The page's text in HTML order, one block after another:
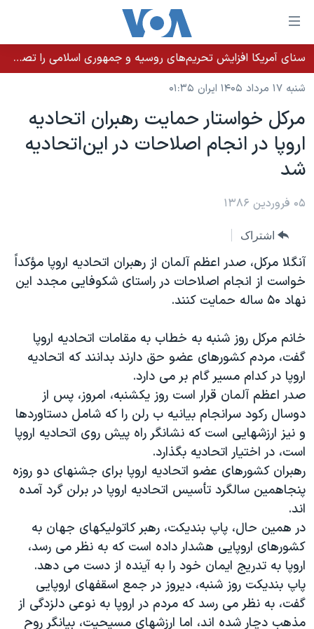
لینکهای
قابل
دسترسی
جهش
محتوای
اصلی
جهش
به
صفحه
جهش
به
جستجو
خانه
نسخه سبک وب‌سایت
موضوع ها
ایران
آمریکا
جهان
ویژه برنامه‌ها
ویدیوها
حقوق شهروندی
اقتصادی
علم و فناوری
اسرائیل در جنگ
گالری عکس
آرشیو پخش زنده
برنامه های تلویزیونی
جدول برنامه ها
صفحه‌های ویژه
۲۵۰سالگی آمریکا
بایگانی برنامه‌های تلویزیونی
انتخابات ریاست جمهوری آمریکا ۲۰۲۴
حمله جمهوری اسلامی به اسرائیل
رمز مهسا
ورزش زنان در ایران
اعتراضات زن، زندگی، آزادی
مجموعه مستندهای دادخواهی
دادگاه حمید نوری
چهل سال گروگان‌گیری
قانون شفافیت دارائی کادر رهبری ایران
اعتراضات مردمی آبان ۹۸
فرکانس‌های صدای آمریکا
پخش رادیویی
یادگیری زبان انگلیسی
زبانهای مختلف
سنای آمریکا افزایش تحریم‌های روسیه و جمهوری اسلامی را تصویب کرد؛ زلنسکی از این اقدام تشکر کرد
شنبه ۱۷ مرداد ۱۴۰۵ ایران ۰۱:۳۵
مرکل خواستار حمايت رهبران اتحاديه
اروپا در انجام اصلاحات در اين اتحاديه
شد
۰۵ فروردین ۱۳۸۶
اشتراک
آنگلا مرکل، صدر اعظم آلمان از رهبران اتحاديه اروپا مؤکداً
خواست از انجام اصلاحات در راستای شکوفايی مجدد اين
نهاد ۵۰ ساله حمايت کنند.
خانم مرکل روز شنبه به خطاب به مقامات اتحاديه اروپا
گفت، مردم کشورهای عضو حق دارند بدانند که اتحاديه
اروپا در کدام مسير گام بر می دارد.
صدر اعظم آلمان قرار است روز يکشنبه، امروز، پس از
دوسال رکود سرانجام بيانيه ب رلن را که شامل دستاوردها
و نيز ارزشهايی است که نشانگر راه پيش روی اتحاديه اروپا
است، در اختيار اتحاديه بگذارد.
رهبران کشورهای عضو اتحاديه اروپا برای جشنهای دو روزه
پنجاهمين سالگرد تأسيس اتحاديه اروپا در برلن گرد آمده
اند.
در همين حال، پاپ بنديکت، رهبر کاتوليکهای جهان به
کشورهای اروپايی هشدار داده است که به نظر می رسد،
اروپا به تدريج ايمان خود را به آينده از دست می دهد.
پاپ بنديکت روز شنبه، ديروز در جمع اسقفهای اروپايی
گفت، به نظر می رسد که مردم در اروپا به نوعی دلزدگی از
مذهب دچار شده اند، اما ارزشهای مسيحيت، بيانگر روح